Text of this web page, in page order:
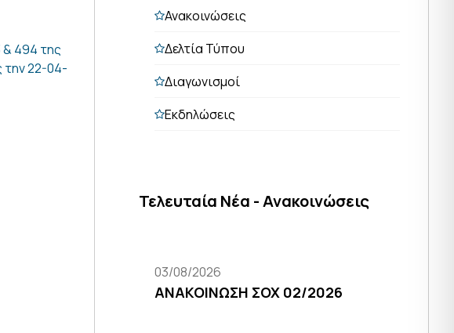
494 της
την 22-04-
Ανακοινώσεις
Δελτία Τύπου
Διαγωνισμοί
Εκδηλώσεις
Τελευταία Νέα - Ανακοινώσεις
03/08/2026
ΑΝΑΚΟΙΝΩΣΗ ΣΟΧ 02/2026